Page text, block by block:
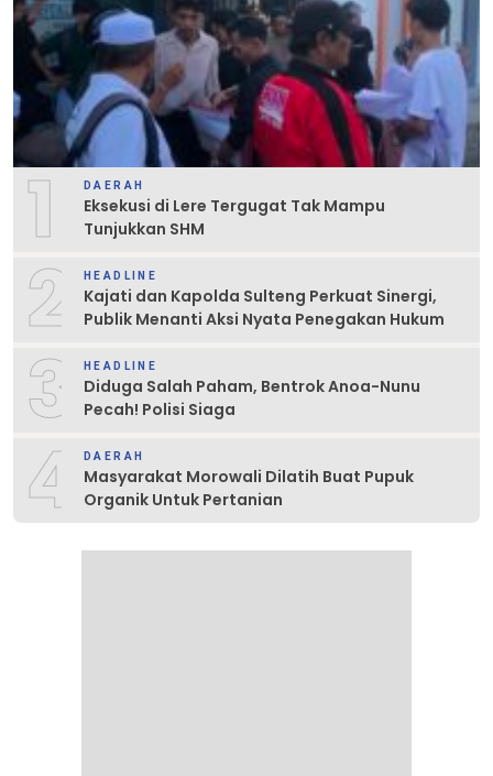
1 DAERAH
Eksekusi di Lere Tergugat Tak Mampu
Tunjukkan SHM
2 HEADLINE
Kajati dan Kapolda Sulteng Perkuat Sinergi,
Publik Menanti Aksi Nyata Penegakan Hukum
3 HEADLINE
Diduga Salah Paham, Bentrok Anoa-Nunu
Pecah! Polisi Siaga
4 DAERAH
Masyarakat Morowali Dilatih Buat Pupuk
Organik Untuk Pertanian